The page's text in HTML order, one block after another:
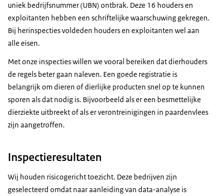
uniek bedrijfsnummer (UBN) ontbrak. Deze 16 houders en
exploitanten hebben een schriftelijke waarschuwing gekregen.
Bij herinspecties voldeden houders en exploitanten wel aan
alle eisen.
Met onze inspecties willen we vooral bereiken dat dierhouders
de regels beter gaan naleven. Een goede registratie is
belangrijk om dieren of dierlijke producten snel op te kunnen
sporen als dat nodig is. Bijvoorbeeld als er een besmettelijke
dierziekte uitbreekt of als er verontreinigingen in paardenvlees
zijn aangetroffen.
Inspectieresultaten
Wij houden risicogericht toezicht. Deze bedrijven zijn
geselecteerd omdat naar aanleiding van data-analyse is